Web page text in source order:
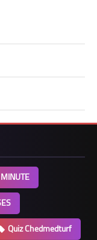
Quiz Chedmedturf